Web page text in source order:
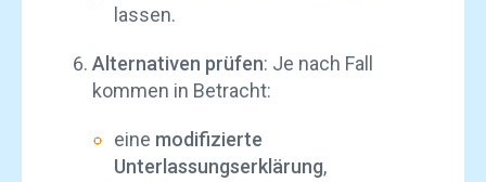
lassen.
Alternativen prüfen: Je nach Fall
kommen in Betracht:
eine modifizierte
Unterlassungserklärung,